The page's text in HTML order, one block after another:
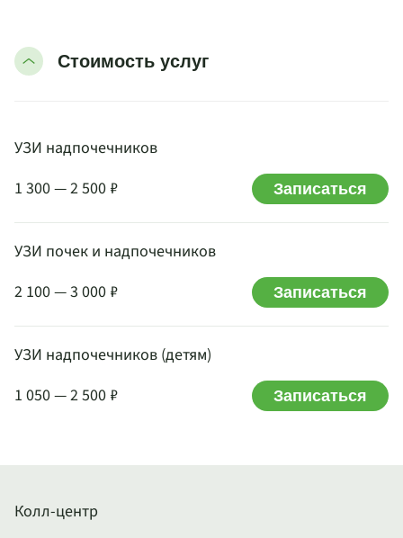
Стоимость услуг
УЗИ надпочечников
1 300 — 2 500 ₽
Записаться
УЗИ почек и надпочечников
2 100 — 3 000 ₽
Записаться
УЗИ надпочечников (детям)
1 050 — 2 500 ₽
Записаться
Колл-центр